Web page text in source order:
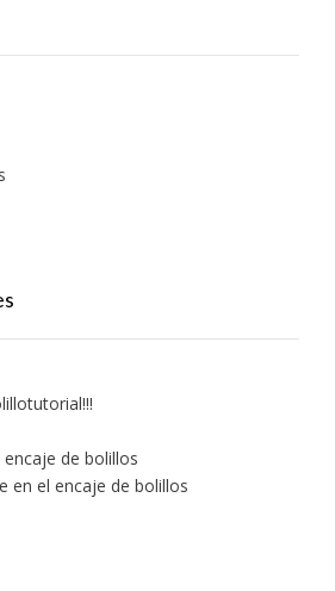
de bolillos
en el encaje de bolillos